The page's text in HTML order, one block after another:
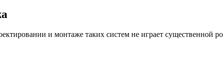
и монтаже таких систем не играет существенной